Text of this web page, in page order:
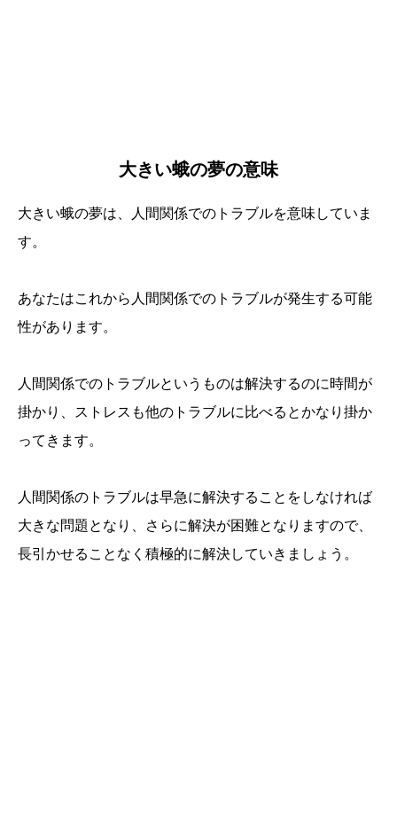
大きい蛾の夢の意味
大きい蛾の夢は、人間関係でのトラブルを意味していま
す。
あなたはこれから人間関係でのトラブルが発生する可能
性があります。
人間関係でのトラブルというものは解決するのに時間が
掛かり、ストレスも他のトラブルに比べるとかなり掛か
ってきます。
人間関係のトラブルは早急に解決することをしなければ
大きな問題となり、さらに解決が困難となりますので、
長引かせることなく積極的に解決していきましょう。